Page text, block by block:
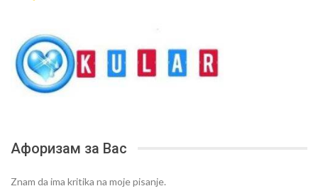
Афоризам за Вас
Znam da ima kritika na moje pisanje.